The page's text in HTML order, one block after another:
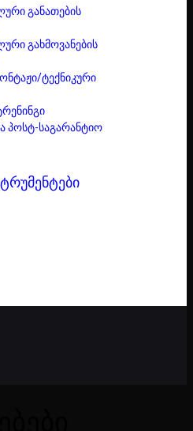
განათების
გახმოვანების
ტექნიკური
პოსტ-საგარანტიო